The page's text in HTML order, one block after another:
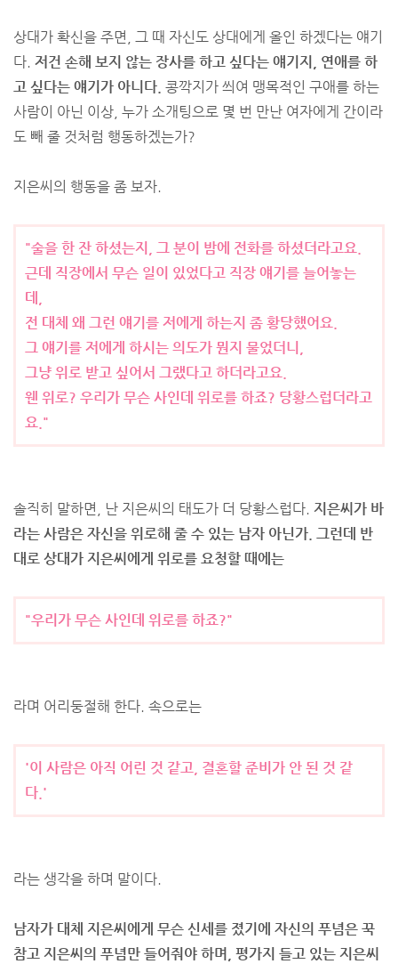
상대가 확신을 주면, 그 때 자신도 상대에게 올인 하겠다는 얘기
다. 저건 손해 보지 않는 장사를 하고 싶다는 얘기지, 연애를 하
고 싶다는 얘기가 아니다. 콩깍지가 씌여 맹목적인 구애를 하는
사람이 아닌 이상, 누가 소개팅으로 몇 번 만난 여자에게 간이라
도 빼 줄 것처럼 행동하겠는가?
지은씨의 행동을 좀 보자.
"술을 한 잔 하셨는지, 그 분이 밤에 전화를 하셨더라고요.
근데 직장에서 무슨 일이 있었다고 직장 얘기를 늘어놓는
데,
전 대체 왜 그런 얘기를 저에게 하는지 좀 황당했어요.
그 얘기를 저에게 하시는 의도가 뭔지 물었더니,
그냥 위로 받고 싶어서 그랬다고 하더라고요.
웬 위로? 우리가 무슨 사인데 위로를 하죠? 당황스럽더라고
요."
솔직히 말하면, 난 지은씨의 태도가 더 당황스럽다. 지은씨가 바
라는 사람은 자신을 위로해 줄 수 있는 남자 아닌가. 그런데 반
대로 상대가 지은씨에게 위로를 요청할 때에는
"우리가 무슨 사인데 위로를 하죠?"
라며 어리둥절해 한다. 속으로는
'이 사람은 아직 어린 것 같고, 결혼할 준비가 안 된 것 같
다.'
라는 생각을 하며 말이다.
남자가 대체 지은씨에게 무슨 신세를 졌기에 자신의 푸념은 꾹
참고 지은씨의 푸념만 들어줘야 하며, 평가지 들고 있는 지은씨